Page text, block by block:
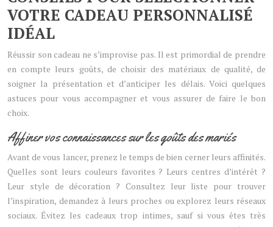
VOTRE CADEAU PERSONNALISÉ
IDÉAL
Réussir son cadeau ne s’improvise pas. Il est primordial de prendre
en compte leurs goûts, de choisir des matériaux de qualité, de
soigner la présentation et d’anticiper les délais. Voici quelques
astuces pour vous accompagner et vous assurer de faire le bon
choix.
Affiner vos connaissances sur les goûts des mariés
Avant de vous lancer, prenez le temps de bien cerner leurs affinités.
Quelles sont leurs couleurs favorites ? Leurs centres d’intérêt ?
Leur style de décoration ? Consultez leur liste pour trouver
l’inspiration, demandez à leurs proches ou explorez leurs réseaux
sociaux. Évitez les cadeaux trop intimes, sauf si vous êtes très